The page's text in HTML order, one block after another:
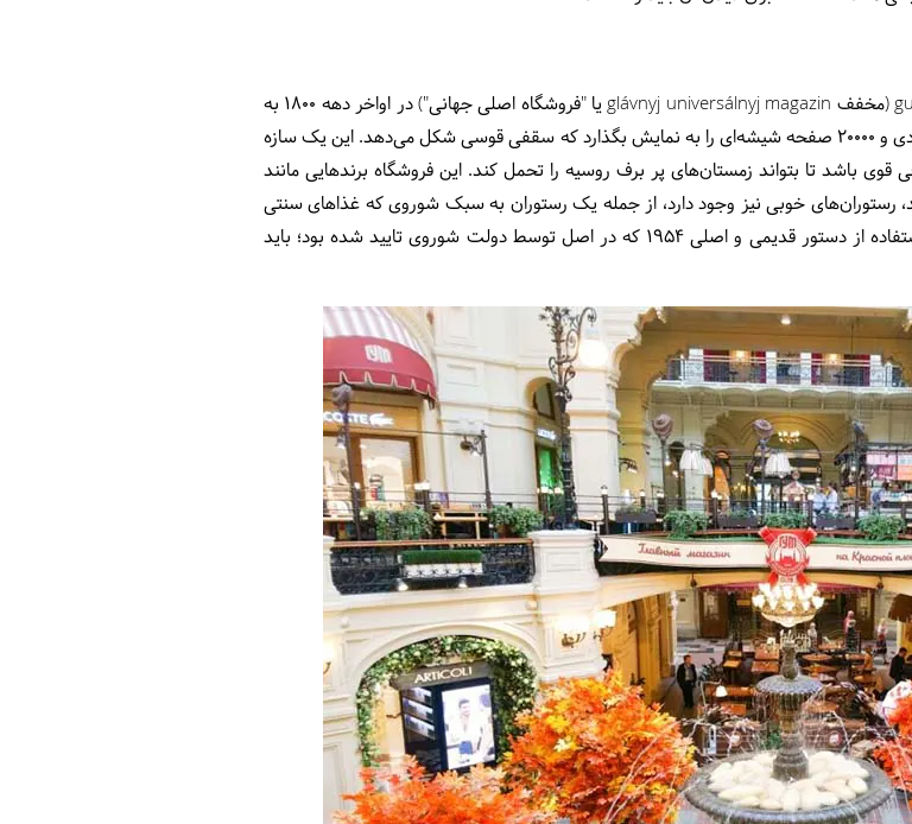
قدیمی‌ترین مرکز خرید مسکو یک شگفتی معماری است. gum (مخفف glávnyj universálnyj magazin یا "فروشگاه اصلی جهانی") در اواخر دهه 1800 به
سبک نئوروسی ساخته شد تا ترکیبی زیبا از یک اسکلت فولادی و 20000 صفحه شیشه‌ای را به نمایش بگذارد که سقفی قوسی شکل می‌دهد. این یک سازه
قوی باشد تا بتواند زمستان‌های پر برف روسیه را تحمل کند. این فروشگاه برندهایی مانند
رستوران‌های خوبی نیز وجود دارد، از جمله یک رستوران به سبک شوروی که غذاهای سنتی
روسی سرو می‌کند، و یک غرفه برای فروش بستنی‌های با استفاده از دستور قدیمی و اصلی 1954 که در اصل توسط دولت شوروی تایید شده بود؛ باید